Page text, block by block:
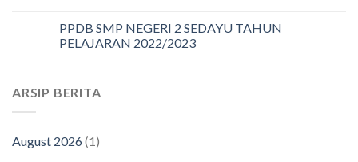
PPDB SMP NEGERI 2 SEDAYU TAHUN
PELAJARAN 2022/2023
ARSIP BERITA
August 2026(1)